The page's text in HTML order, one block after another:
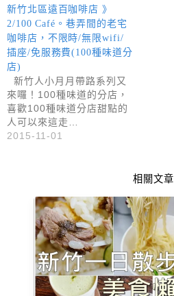
新竹北區遠百咖啡店 》
2/100 Café。巷弄間的老宅
咖啡店，不限時/無限wifi/
插座/免服務費(100種味道分
店)
新竹人小月月帶路系列又
來囉！100種味道的分店，
喜歡100種味道分店甜點的
人可以來這走…
2015-11-01
相關文章